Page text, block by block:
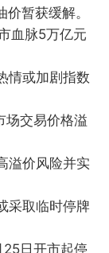
暂获缓解。
血脉5万亿元
情或加剧指数
场交易价格溢
溢价风险并实
采取临时停牌
日开市起停